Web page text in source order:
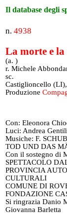
Il database degli
n. 4938
La morte e
(a. )
r. Michele
sc.
Castiglioncello
Produzione
Con: Eleonora
Luci: Andrea Gentili
Musiche: F.
TOD UND DAS
Con il sostegno di
SPETTACOLO
PROVINCIA
CULTURALI
COMUNE DI
FONDAZIONE
Si ringrazia Danio
Giovanna Barletta